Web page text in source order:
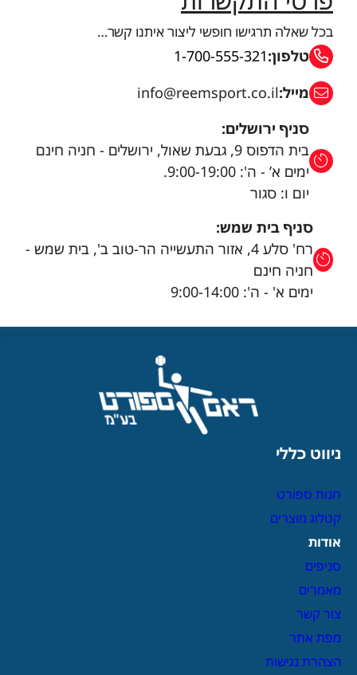
בכל שאלה תרגישו חופשי ליצור איתנו קשר…
טלפון:1-700-555-321
מייל:info@reemsport.co.il
סניף ירושלים:
בית הדפוס 9, גבעת שאול, ירושלים - חניה חינם
ימים א’ - ה': 9:00-19:00.
יום ו: סגור
סניף בית שמש:
רח' סלע 4, אזור התעשייה הר-טוב ב', בית שמש -
חניה חינם
ימים א' - ה': 9:00-14:00
ניווט כללי
חנות ספורט
קטלוג מוצרים
אודות
סניפים
מאמרים
צור קשר
מפת אתר
הצהרת נגישות